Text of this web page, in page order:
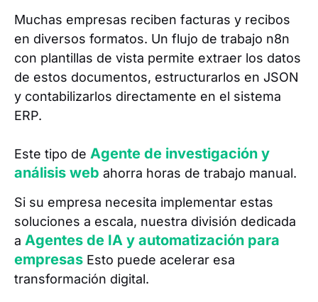
Muchas empresas reciben facturas y recibos
en diversos formatos. Un flujo de trabajo n8n
con plantillas de vista permite extraer los datos
de estos documentos, estructurarlos en JSON
y contabilizarlos directamente en el sistema
ERP.
Este tipo de Agente de investigación y
análisis web ahorra horas de trabajo manual.
Si su empresa necesita implementar estas
soluciones a escala, nuestra división dedicada
a Agentes de IA y automatización para
empresas Esto puede acelerar esa
transformación digital.